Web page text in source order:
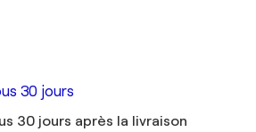
30 jours
30 jours après la livraison